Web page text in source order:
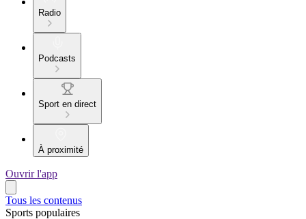
Radio
Podcasts
Sport en direct
À proximité
Ouvrir l'app
Tous les contenus
Sports populaires